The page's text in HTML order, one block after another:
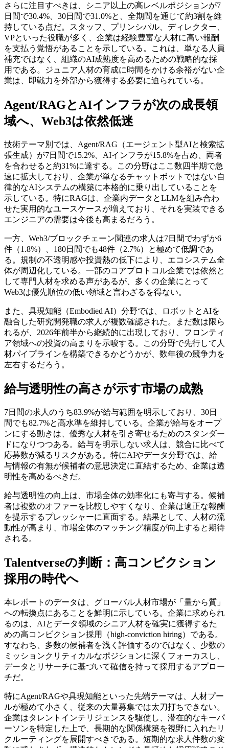
さらに注目すべきは、シニア以上の高レベルポジションが7
日間で30.4%、30日間で31.0%と、全期間を通じて約3割を維
持している点だ。スタッフ、プリンシパル、ディレクター、
VPといった役職が多く、企業は経験豊富な人材に高い報酬
を支払う覚悟があることを示している。これは、単なる人員
補充ではなく、組織のAI成熟度を高めるための戦略的な採
用である。ジュニア人材の育成に時間をかける余裕がない企
業は、即戦力を外部から獲得する必要に迫られている。
Agent/RAGとAIインフラが次の成長領
域へ、Web3は依然低迷
技術テーマ別では、Agent/RAG（エージェント型AIと検索拡
張生成）が7日間で15.2%、AIインフラが15.8%を占め、両者
を合わせると約31%に達する。この分野はここ数四半期で急
速に拡大しており、企業が単なるチャットボットではない自
律的なAIシステムの構築に本格的に乗り出していることを
示している。特にRAGは、企業内データとLLMを組み合わ
せた実用的なユースケースが増えており、それを実装できる
エンジニアの需要は今後も高まるだろう。
一方、Web3/ブロックチェーン関連の求人は7日間でわずか6
件（1.8%）、180日間でも48件（2.7%）と極めて低調であ
る。規制の不透明感や投資熱の低下により、エコシステム全
体が周辺化している。一部のコアプロトコル企業では依然と
して専門人材を求める声があるが、多くの企業にとって
Web3は優先順位の低い領域と言わざるを得ない。
また、具現知能（Embodied AI）分野では、ロボットとAIを
融合した研究開発職の求人が複数確認された。まだ数は限ら
れるが、2026年前半から継続的に出現しており、フロンティ
ア領域への投資の高まりを示唆する。この分野で先行して人
材パイプラインを構築できるかどうかが、数年後の競争力を
左右するだろう。
給与透明性の高さが示す市場の成熟
7日間の求人のうち83.9%が給与範囲を明示しており、30日
間でも82.7%と高水準を維持している。企業が給与をオープ
ンにする動きは、優秀な人材を引き寄せるためのスタンダー
ドになりつつある。給与を明示しない求人は、競合に比べて
応募数が減るリスクがある。特にAIやデータ分野では、給
与情報の有無が候補者の意思決定に直結するため、企業は透
明性を高めるべきだ。
給与透明性の向上は、市場全体の効率化にも寄与する。候補
者は複数のオファーを比較しやすくなり、企業は適正な報酬
を提示するプレッシャーに直面する。結果として、人材の流
動性が高まり、市場全体のマッチング精度が向上すると期待
される。
Talentverseの判断：高コンビクション
採用の時代へ
本レポートのデータは、グローバル人材市場が「量から質」
への転換点にあることを鮮明に示している。企業に求められ
るのは、AIとデータ領域のシニア人材を確実に獲得するた
めの高コンビクション採用（high-conviction hiring）である。
すなわち、多数の候補者を浅く評価するのではなく、少数の
ミッションクリティカルなポジションに深くフォーカスし、
データとリサーチに基づいて確信を持って採用するアプロー
チだ。
特にAgent/RAGや具現知能といった先端テーマは、人材プー
ルが極めて小さく、従来の大量募集では太刀打ちできない。
企業はタレントインテリジェンスを駆使し、潜在的なキーパ
ーソンを特定した上で、長期的な関係構築を視野に入れたリ
クルーティングを展開すべきである。短期的な求人件数の変